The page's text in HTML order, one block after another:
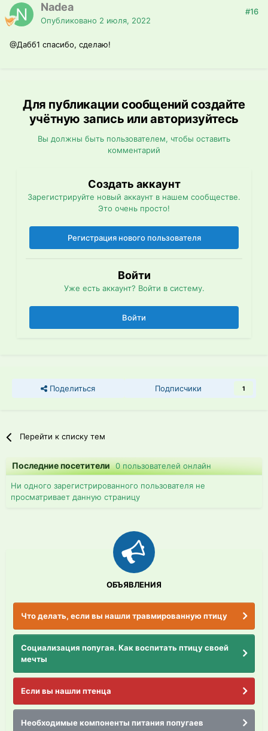
Nadea
Опубликовано 2 июля, 2022
#16
@Дабб1 спасибо, сделаю!
Для публикации сообщений создайте
учётную запись или авторизуйтесь
Вы должны быть пользователем, чтобы оставить
комментарий
Создать аккаунт
Зарегистрируйте новый аккаунт в нашем сообществе.
Это очень просто!
Регистрация нового пользователя
Войти
Уже есть аккаунт? Войти в систему.
Войти
Поделиться Подписчики 1
Перейти к списку тем
Последние посетители0 пользователей онлайн
Ни одного зарегистрированного пользователя не
просматривает данную страницу
ОБЪЯВЛЕНИЯ
Что делать, если вы нашли травмированную птицу
Социализация попугая. Как воспитать птицу своей
мечты
Если вы нашли птенца
Необходимые компоненты питания попугаев